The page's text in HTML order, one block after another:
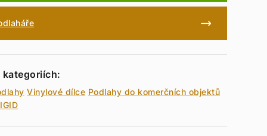
kategoriích:
Vinylové dílce Podlahy do komerčních objektů